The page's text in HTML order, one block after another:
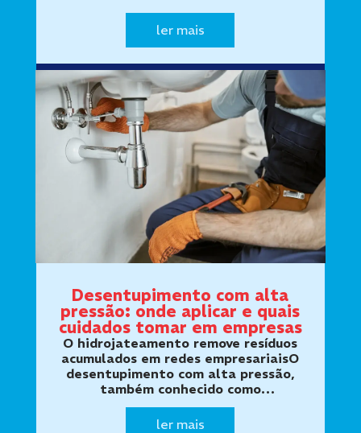
negócios que preparam alimentos. O
equipame…
ler mais
Desentupimento com alta
pressão: onde aplicar e quais
cuidados tomar em empresas
O hidrojateamento remove resíduos
acumulados em redes empresariaisO
desentupimento com alta pressão,
também conhecido como
hidrojateamento, utiliza jatos de água
direcionados para desagregar e
ler mais